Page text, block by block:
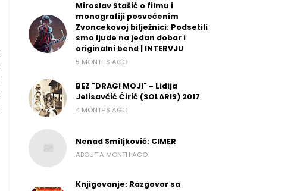
Miroslav Stašić o filmu i
monografiji posvećenim
Zvoncekovoj bilježnici: Podsetili
smo ljude na jedan dobar i
originalni bend | INTERVJU
5 MONTHS AGO
BEZ "DRAGI MOJI" - Lidija
Jelisavčić Ćirić (SOLARIS) 2017
4 MONTHS AGO
Nenad Smiljković: CIMER
ABOUT A MONTH AGO
Knjigovanje: Razgovor sa